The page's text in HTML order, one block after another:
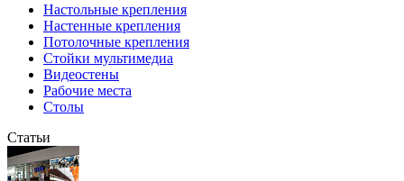
Настольные крепления
Настенные крепления
Потолочные крепления
Стойки мультимедиа
Видеостены
Рабочие места
Столы
Статьи